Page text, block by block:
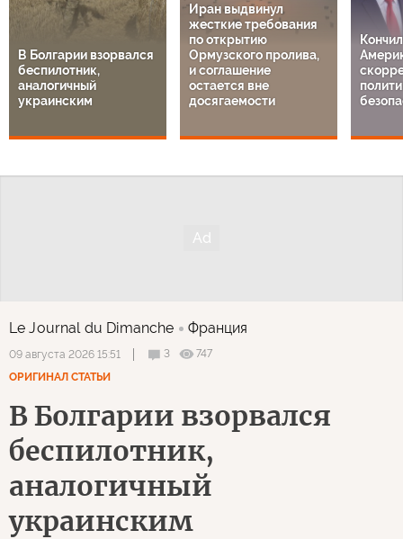
В Болгарии взорвался
беспилотник,
аналогичный
украинским
Иран выдвинул
жесткие требования
по открытию
Ормузского пролива,
и соглашение
остается вне
досягаемости
Le Journal du Dimanche Франция
09 августа 2026 15:51 3
747
ОРИГИНАЛ СТАТЬИ
В Болгарии взорвался
беспилотник,
аналогичный
украинским